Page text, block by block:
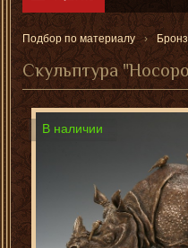
Подбор по материалу
Скульптура
В наличии